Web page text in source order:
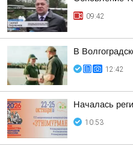
09:42
В
12:42
Началась
10:53